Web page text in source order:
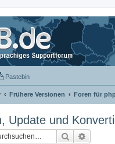
Pastebin
Frühere Versionen Foren für
Update und
Suche